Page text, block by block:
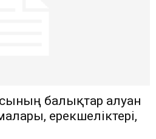
балықтар алуан
ерекшеліктері,